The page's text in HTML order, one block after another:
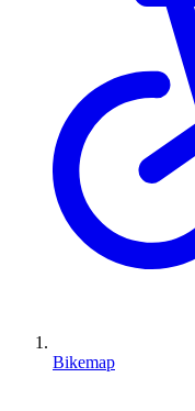
Bikemap